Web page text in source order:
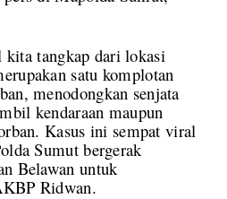
kita tangkap dari lokasi
satu komplotan
menodongkan senjata
kendaraan maupun
Kasus ini sempat viral
Sumut bergerak
Belawan untuk
Ridwan.